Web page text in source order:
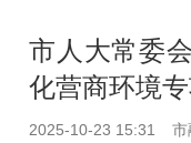
市人大常委
化营商环境
2025-10-23 15:31 市